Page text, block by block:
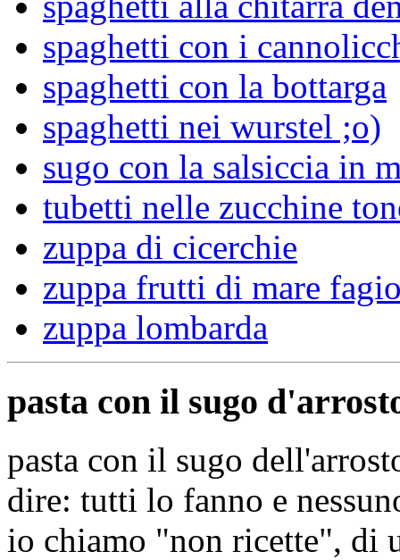
spaghetti con i
spaghetti con la bottarga
spaghetti nei wurstel ;o)
sugo con la salsiccia in
tubetti nelle zucchine
zuppa di cicerchie
zuppa frutti di mare
zuppa lombarda
pasta con il sugo
pasta con il sugo
dire: tutti lo fanno e
io chiamo "non ricette", di